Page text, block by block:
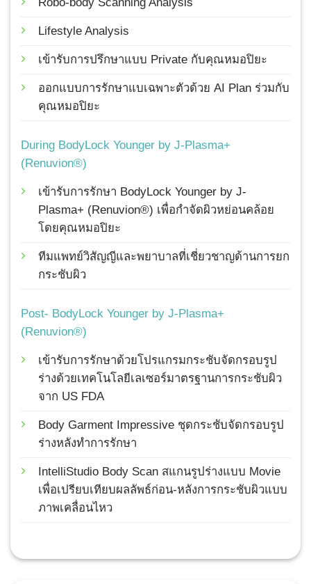
Lifestyle Analysis
เข้ารับการปรึกษาแบบ Private กับคุณหมอปิยะ
ออกแบบการรักษาแบเฉพาะตัวด้วย AI Plan ร่วมกับ
คุณหมอปิยะ
During BodyLock Younger by J-Plasma+
(Renuvion®)
เข้ารับการรักษา BodyLock Younger by J-
Plasma+ (Renuvion®) เพื่อกำจัดผิวหย่อนคล้อย
โดยคุณหมอปิยะ
ทีมแพทย์วิสัญญีและพยาบาลที่เชี่ยวชาญด้านการยก
กระชับผิว
Post- BodyLock Younger by J-Plasma+
(Renuvion®)
เข้ารับการรักษาด้วยโปรแกรมกระชับจัดกรอบรูป
ร่างด้วยเทคโนโลยีเลเซอร์มาตรฐานการกระชับผิว
จาก US FDA
Body Garment Impressive ชุดกระชับจัดกรอบรูป
ร่างหลังทำการรักษา
IntelliStudio Body Scan สแกนรูปร่างแบบ Movie
เพื่อเปรียบเทียบผลลัพธ์ก่อน-หลังการกระชับผิวแบบ
ภาพเคลื่อนไหว